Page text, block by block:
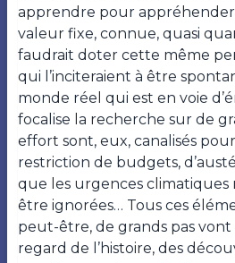
apprendre pour appréhender
valeur fixe, connue, quasi
faudrait doter cette même
qui l’inciteraient à être
monde réel qui est en voie
focalise la recherche sur de
effort sont, eux, canalisés
restriction de budgets,
que les urgences
être ignorées… Tous ces
peut-être, de grands pas vont
regard de l’histoire, des